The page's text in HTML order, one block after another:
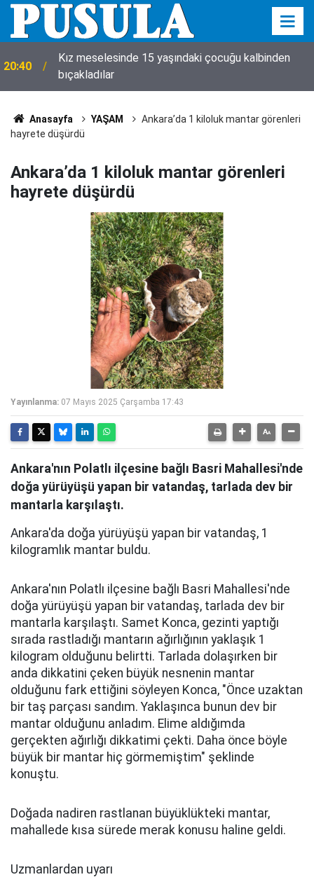
20:35 Komşuda, çalışmak 10 gün yasaklandı!
Anasayfa YAŞAM
Ankara’da 1 kiloluk mantar görenleri
hayrete düşürdü
Ankara’da 1 kiloluk mantar görenleri
hayrete düşürdü
Yayınlanma: 07 Mayıs 2025 Çarşamba 17:43
Ankara'nın Polatlı ilçesine bağlı Basri Mahallesi'nde
doğa yürüyüşü yapan bir vatandaş, tarlada dev bir
mantarla karşılaştı.
Ankara'da doğa yürüyüşü yapan bir vatandaş, 1
kilogramlık mantar buldu.
Ankara'nın Polatlı ilçesine bağlı Basri Mahallesi'nde
doğa yürüyüşü yapan bir vatandaş, tarlada dev bir
mantarla karşılaştı. Samet Konca, gezinti yaptığı
sırada rastladığı mantarın ağırlığının yaklaşık 1
kilogram olduğunu belirtti. Tarlada dolaşırken bir
anda dikkatini çeken büyük nesnenin mantar
olduğunu fark ettiğini söyleyen Konca, "Önce uzaktan
bir taş parçası sandım. Yaklaşınca bunun dev bir
mantar olduğunu anladım. Elime aldığımda
gerçekten ağırlığı dikkatimi çekti. Daha önce böyle
büyük bir mantar hiç görmemiştim" şeklinde
konuştu.
Doğada nadiren rastlanan büyüklükteki mantar,
mahallede kısa sürede merak konusu haline geldi.
Uzmanlardan uyarı